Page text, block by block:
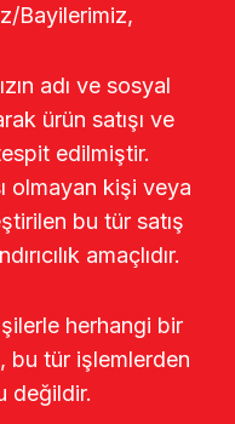
Bayilerimiz,
adı ve sosyal
ürün satışı ve
edilmiştir.
olmayan kişi veya
bu tür satış
amaçlıdır.
herhangi bir
bu tür işlemlerden
değildir.